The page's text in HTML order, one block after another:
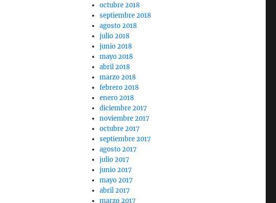
octubre 2018
septiembre 2018
agosto 2018
julio 2018
junio 2018
mayo 2018
abril 2018
marzo 2018
febrero 2018
enero 2018
diciembre 2017
noviembre 2017
octubre 2017
septiembre 2017
agosto 2017
julio 2017
junio 2017
mayo 2017
abril 2017
marzo 2017